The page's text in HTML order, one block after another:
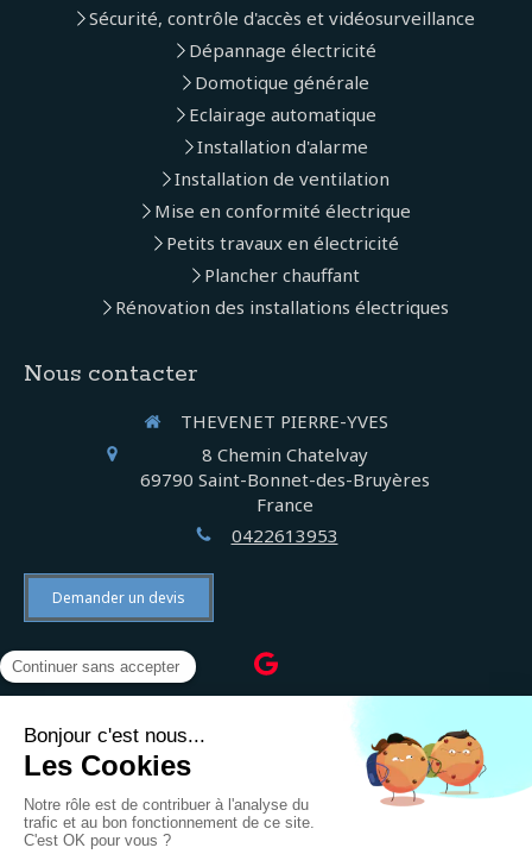
Sécurité, contrôle d'accès et vidéosurveillance
Dépannage électricité
Domotique générale
Eclairage automatique
Installation d'alarme
Installation de ventilation
Mise en conformité électrique
Petits travaux en électricité
Plancher chauffant
Rénovation des installations électriques
Nous contacter
THEVENET PIERRE-YVES
8 Chemin Chatelvay
69790 Saint-Bonnet-des-Bruyères
France
0422613953
Demander un devis
©2022 THEVENET PIERRE-YVES - Électricien